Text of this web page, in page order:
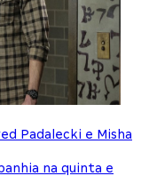
Padalecki e Misha
na quinta e